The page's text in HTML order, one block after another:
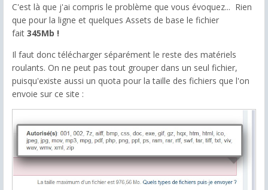
C'est là que j'ai compris le problème que vous évoquez... Rien
que pour la ligne et quelques Assets de base le fichier
fait 345Mb !
Il faut donc télécharger séparément le reste des matériels
roulants. On ne peut pas tout grouper dans un seul fichier,
puisqu'existe aussi un quota pour la taille des fichiers que l'on
envoie sur ce site :